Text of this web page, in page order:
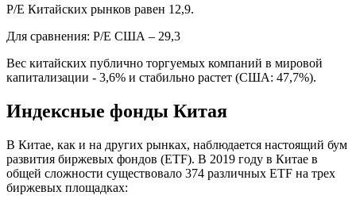
P/E Китайских рынков равен 12,9.
Для сравнения: P/E США – 29,3
Вес китайских публично торгуемых компаний в мировой
капитализации - 3,6% и стабильно растет (США: 47,7%).
Индексные фонды Китая
В Китае, как и на других рынках, наблюдается настоящий бум
развития биржевых фондов (ETF). В 2019 году в Китае в
общей сложности существовало 374 различных ETF на трех
биржевых площадках: